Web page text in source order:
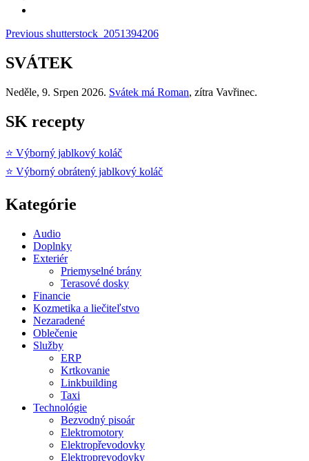
Navigácia
v
článku
Previous shutterstock_2051394206
SVÁTEK
Neděle, 9. Srpen 2026. Svátek má Roman, zítra Vavřinec.
SK recepty
⭐ Výborný jablkový koláč
⭐ Výborný obrátený jablkový koláč
Kategórie
Audio
Doplnky
Exteriér
Priemyselné brány
Terasové dosky
Financie
Kozmetika a liečiteľstvo
Nezaradené
Oblečenie
Služby
ERP
Krtkovanie
Linkbuilding
Taxi
Technológie
Bezvodný pisoár
Elektromotory
Elektropřevodovky
Elektroprevodovky